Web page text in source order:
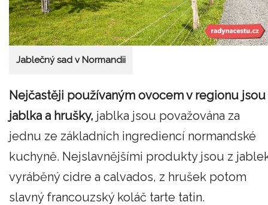
Jablečný sad v Normandii
Nejčastěji používaným ovocem v regionu jsou
jablka a hrušky, jablka jsou považována za
jednu ze základních ingrediencí normandské
kuchyně. Nejslavnějšími produkty jsou z
vyráběný cidre a calvados, z hrušek potom
slavný francouzský koláč tarte tatin.